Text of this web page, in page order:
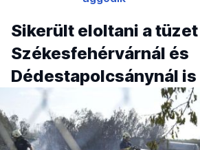
Sikerült eloltani a tüzet
Székesfehérvárnál és
Dédestapolcsánynál is